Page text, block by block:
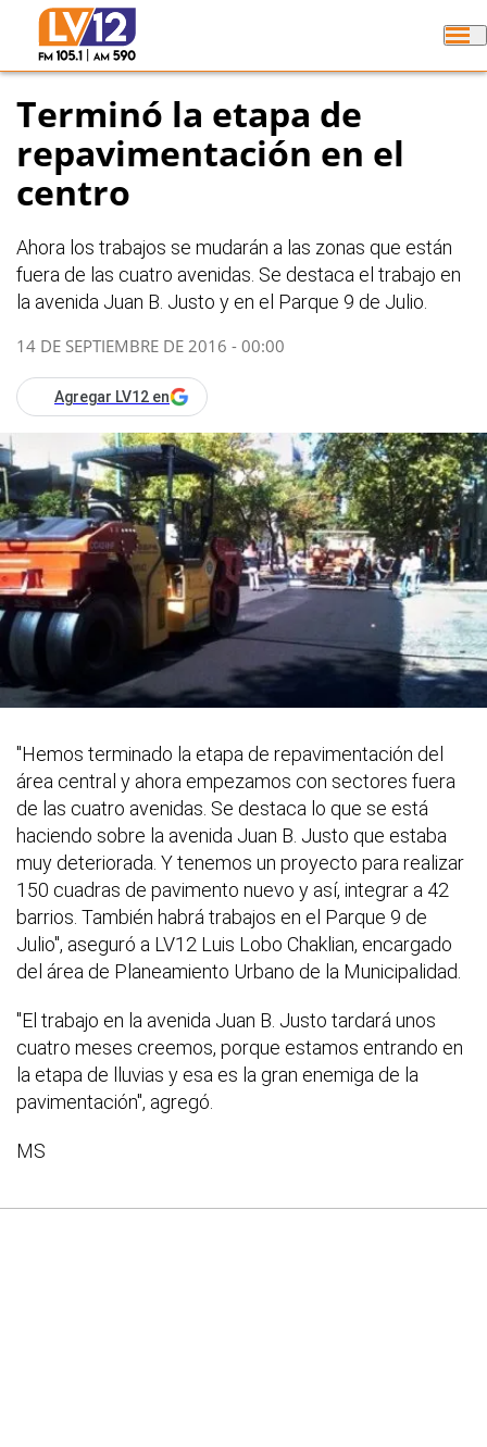
Terminó la etapa de
repavimentación en el
centro
Ahora los trabajos se mudarán a las zonas que están
fuera de las cuatro avenidas. Se destaca el trabajo en
la avenida Juan B. Justo y en el Parque 9 de Julio.
14 DE SEPTIEMBRE DE 2016 - 00:00
Agregar LV12 en
"Hemos terminado la etapa de repavimentación del
área central y ahora empezamos con sectores fuera
de las cuatro avenidas. Se destaca lo que se está
haciendo sobre la avenida Juan B. Justo que estaba
muy deteriorada. Y tenemos un proyecto para realizar
150 cuadras de pavimento nuevo y así, integrar a 42
barrios. También habrá trabajos en el Parque 9 de
Julio", aseguró a LV12 Luis Lobo Chaklian, encargado
del área de Planeamiento Urbano de la Municipalidad.
"El trabajo en la avenida Juan B. Justo tardará unos
cuatro meses creemos, porque estamos entrando en
la etapa de lluvias y esa es la gran enemiga de la
pavimentación", agregó.
MS